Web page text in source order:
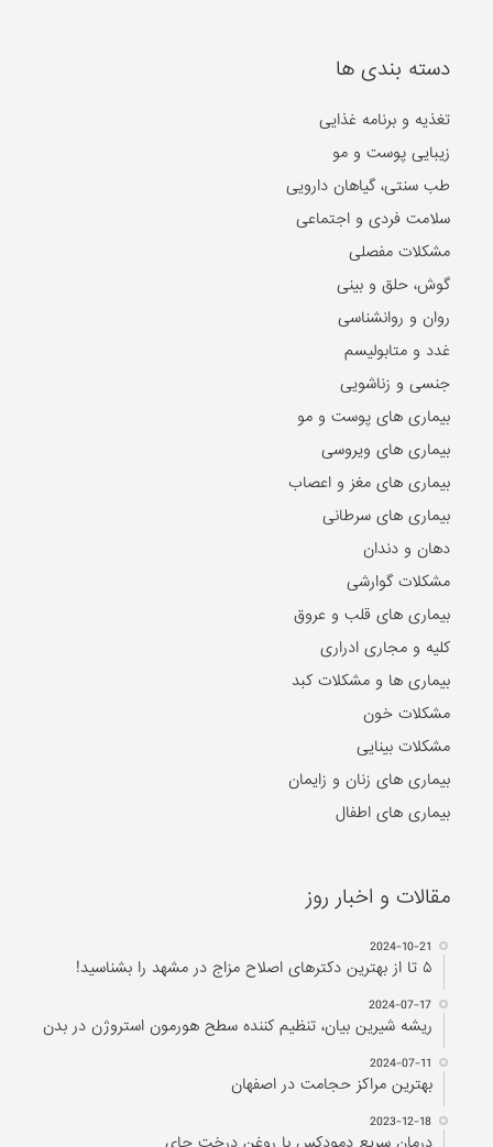
دسته بندی ها
تغذیه و برنامه غذایی
زیبایی پوست و مو
طب سنتی، گیاهان دارویی
سلامت فردی و اجتماعی
مشکلات مفصلی
گوش، حلق و بینی
روان و روانشناسی
غدد و متابولیسم
جنسی و زناشویی
بیماری های پوست و مو
بیماری های ویروسی
بیماری های مغز و اعصاب
بیماری های سرطانی
دهان و دندان
مشکلات گوارشی
بیماری های قلب و عروق
کلیه و مجاری ادراری
بیماری ها و مشکلات کبد
مشکلات خون
مشکلات بینایی
بیماری های زنان و زایمان
بیماری های اطفال
مقالات و اخبار روز
2024-10-21
۵ تا از بهترین دکتر‌های اصلاح مزاج در مشهد را بشناسید!
2024-07-17
ریشه شیرین بیان، تنظیم کننده سطح هورمون استروژن در بدن
2024-07-11
بهترین مراکز حجامت در اصفهان
2023-12-18